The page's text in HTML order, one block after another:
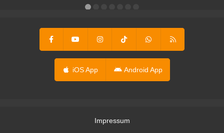
iOS App Android App
Impressum